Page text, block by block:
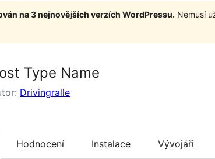
na 3 nejnovějších verzích WordPressu. Nemusí
Type Name
Drivingralle
Hodnocení Instalace Vývojáři